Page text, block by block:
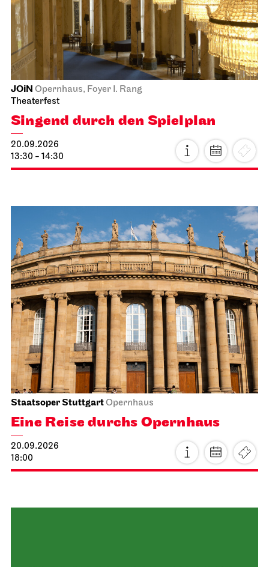
JOiN Opernhaus, Foyer I. Rang
Theaterfest
Singend durch den Spielplan
20.09.2026
13:30 - 14:30
Staatsoper StuttgartOpernhaus
Eine Reise durchs Opernhaus
20.09.2026
18:00